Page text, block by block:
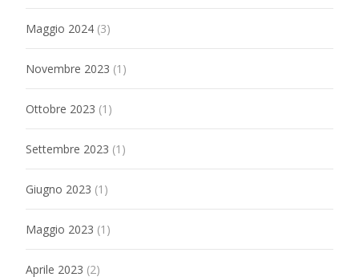
Maggio 2024 (3)
Novembre 2023 (1)
Ottobre 2023 (1)
Settembre 2023 (1)
Giugno 2023 (1)
Maggio 2023 (1)
Aprile 2023 (2)